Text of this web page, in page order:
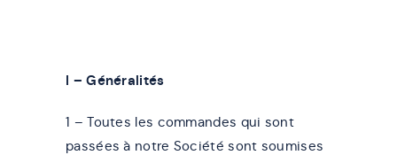
I – Généralités
1 – Toutes les commandes qui sont
passées à notre Société sont soumises